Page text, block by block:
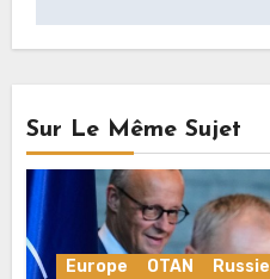
Sur Le Même Sujet
Europe OTAN Russie